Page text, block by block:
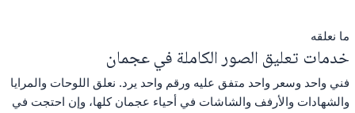
ما نعلقه
خدمات تعليق الصور الكاملة في عجمان
فني واحد وسعر واحد متفق عليه ورقم واحد يرد. نعلق اللوحات والمرايا
والشهادات والأرفف والشاشات في أحياء عجمان كلها، وإن احتجت في